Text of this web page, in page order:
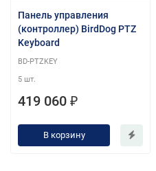
Панель управления
(контроллер) BirdDog PTZ
Keyboard
BD-PTZKEY
5 шт.
419 060 ₽
В корзину